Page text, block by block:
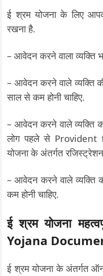
ई श्रम योजना के लिए
रखना है.
– आवेदन करने वाला व्यक्ति
– आवेदन करने वाले व्यक्ति
साल से कम होनी चाहिए.
– आवेदन करने वाले व्यक्ति
लोग पहले से Provident
योजना के अंतर्गत
– आवेदन करने वाले व्यक्ति
कम होनी चाहिए.
ई श्रम योजना
Yojana
ई श्रम योजना के अंतर्गत